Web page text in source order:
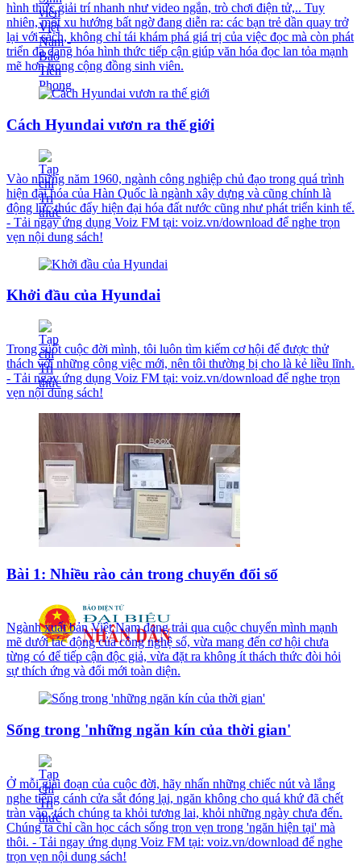
hình thức giải trí nhanh như video ngắn, trò chơi điện tử,.. Tuy
nhiên, một xu hướng bất ngờ đang diễn ra: các bạn trẻ dần quay trở
lại với sách, không chỉ tái khám phá giá trị của việc đọc mà còn phát
triển đa dạng hóa hình thức tiếp cận giúp văn hóa đọc lan tỏa mạnh
mẽ hơn trong cộng đồng sinh viên.
Cách Hyundai vươn ra thế giới
Vào những năm 1960, ngành công nghiệp chủ đạo trong quá trình
hiện đại hóa của Hàn Quốc là ngành xây dựng và cũng chính là
động lực thúc đẩy hiện đại hóa đất nước cũng như phát triển kinh tế.
- Tải ngay ứng dụng Voiz FM tại: voiz.vn/download để nghe trọn
vẹn nội dung sách!
Khởi đầu của Hyundai
Trong suốt cuộc đời mình, tôi luôn tìm kiếm cơ hội để được thử
thách với những công việc mới, nên tôi thường bị cho là kẻ liều lĩnh.
- Tải ngay ứng dụng Voiz FM tại: voiz.vn/download để nghe trọn
vẹn nội dung sách!
Bài 1: Nhiều rào cản trong chuyển đổi số
Ngành xuất bản Việt Nam đang trải qua cuộc chuyển mình mạnh
mẽ dưới tác động của công nghệ số, vừa mang đến cơ hội chưa
từng có để tiếp cận độc giả, vừa đặt ra không ít thách thức đòi hỏi
sự thích ứng và đổi mới toàn diện.
Sống trong 'những ngăn kín của thời gian'
Ở mỗi giai đoạn của cuộc đời, hãy nhấn những chiếc nút và lắng
nghe tiếng cánh cửa sắt đóng lại, ngăn không cho quá khứ đã chết
tràn vào, tách chúng ta khỏi tương lai, khỏi những ngày chưa đến.
Chúng ta chỉ cần học cách sống trọn vẹn trong 'ngăn hiện tại' mà
thôi. - Tải ngay ứng dụng Voiz FM tại: voiz.vn/download để nghe
trọn vẹn nội dung sách!